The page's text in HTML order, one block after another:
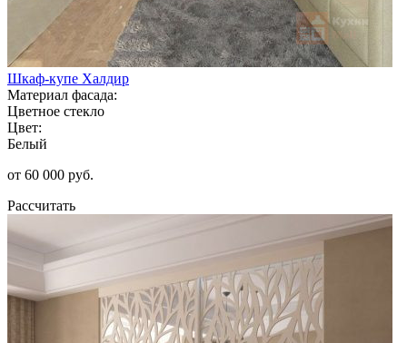
Шкаф-купе Халдир
Материал фасада:
Цветное стекло
Цвет:
Белый
от 60 000 руб.
Рассчитать